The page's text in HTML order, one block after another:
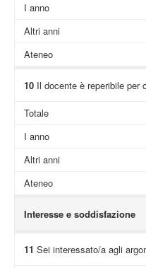
I anno
Altri anni
Ateneo
10Il docente è reperibile per
Totale
I anno
Altri anni
Ateneo
Interesse e soddisfazione
11 Sei interessato/a agli